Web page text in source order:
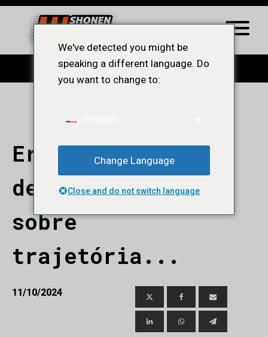
Eruru, desenhista
de Tamers, fala
sobre
trajetória...
11/10/2024
We've detected you might be
speaking a different language. Do
you want to change to:
Change Language
Close and do not switch language